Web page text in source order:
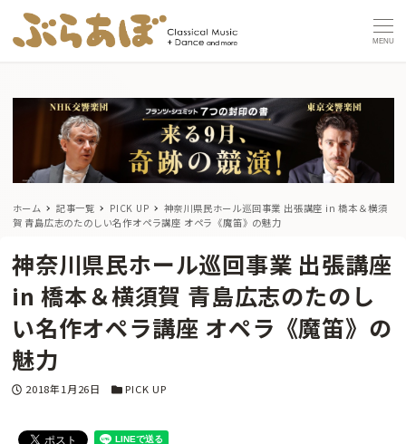
MENU
ホーム 記事一覧 PICK UP
神奈川県民ホール巡回事業 出張講座 in 橋本＆横須
賀 青島広志のたのしい名作オペラ講座 オペラ《魔笛》の魅力
神奈川県民ホール巡回事業 出張講座
in 橋本＆横須賀 青島広志のたのし
い名作オペラ講座 オペラ《魔笛》の
魅力
投稿日
2018年1月26日 カテゴリー
PICK UP